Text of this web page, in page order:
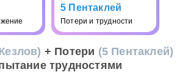
5 Пентаклей
Потери и трудности
+ Потери (5 Пентаклей)
трудностями